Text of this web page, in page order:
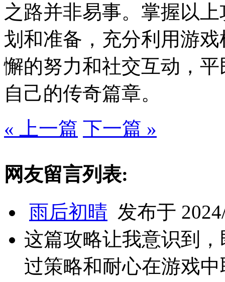
之路并非易事。掌握以
划和准备，充分利用游
懈的努力和社交互动，
自己的传奇篇章。
« 上一篇 下一篇 »
网友留言列表:
雨后初晴 发布于
这篇攻略让我意识到
过策略和耐心在游戏